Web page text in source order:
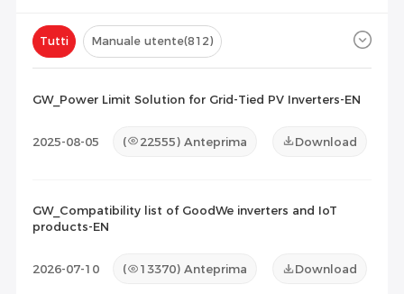
Tutti Manuale utente(812)
GW_Power Limit Solution for Grid-Tied PV Inverters-EN
2025-08-05 ( 22555) Anteprima Download
GW_Compatibility list of GoodWe inverters and IoT
products-EN
2026-07-10 ( 13370) Anteprima Download